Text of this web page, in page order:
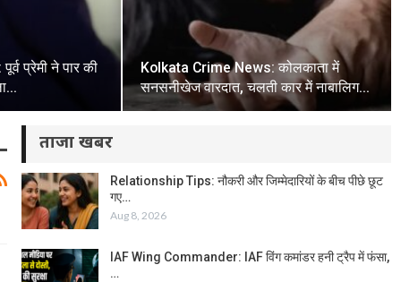
प्रेमी ने पार की
Kolkata Crime News: कोलकाता में
सनसनीखेज वारदात, चलती कार में नाबालिग…
ताजा खबर
Relationship Tips: नौकरी और जिम्मेदारियों के बीच पीछे छूट
गए…
Aug 8, 2026
IAF Wing Commander: IAF विंग कमांडर हनी ट्रैप में फंसा,
…